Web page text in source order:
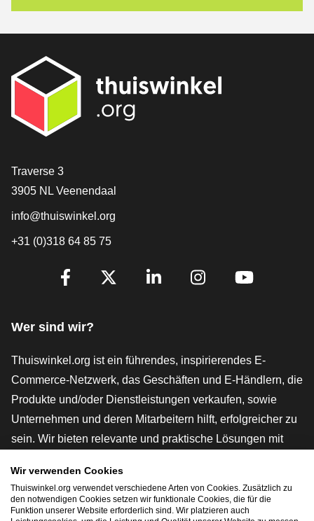
[_General:Contact]
Traverse 3
3905 NL Veenendaal
info@thuiswinkel.org
+31 (0)318 64 85 75
[_General:SocialMediaTitle]
Wer sind wir?
Thuiswinkel.org ist ein führendes, inspirierendes E-
Commerce-Netzwerk, das Geschäften und E-Händlern, die
Produkte und/oder Dienstleistungen verkaufen, sowie
Unternehmen und deren Mitarbeitern hilft, erfolgreicher zu
sein. Wir bieten relevante und praktische Lösungen mit
rechtlichen Instrumenten und Beratung,
Interessenvertretung, Marktforschung und verfügen über
eine eigene Bildungsplattform, die Thuiswinkel e-
Wir verwenden Cookies
Thuiswinkel.org verwendet verschiedene Arten von Cookies. Zusätzlich zu
den notwendigen Cookies setzen wir funktionale Cookies, die für die
Funktion unserer Website erforderlich sind. Wir platzieren auch